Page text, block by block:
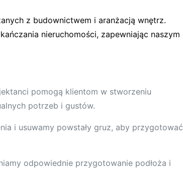
z budownictwem i aranżacją wnętrz.
nieruchomości, zapewniając naszym
pomogą klientom w stworzeniu
potrzeb i gustów.
i usuwamy powstały gruz, aby przygotować
odpowiednie przygotowanie podłoża i